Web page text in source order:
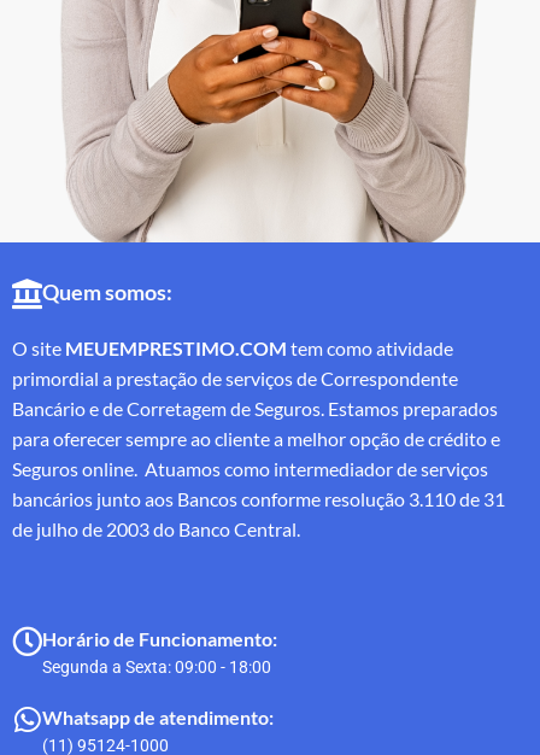
Quem somos:
O site MEUEMPRESTIMO.COM tem como atividade
primordial a prestação de serviços de Correspondente
Bancário e de Corretagem de Seguros. Estamos preparados
para oferecer sempre ao cliente a melhor opção de crédito e
Seguros online. Atuamos como intermediador de serviços
bancários junto aos Bancos conforme resolução 3.110 de 31
de julho de 2003 do Banco Central.
Horário de Funcionamento:
Segunda a Sexta: 09:00 - 18:00
Whatsapp de atendimento:
(11) 95124-1000